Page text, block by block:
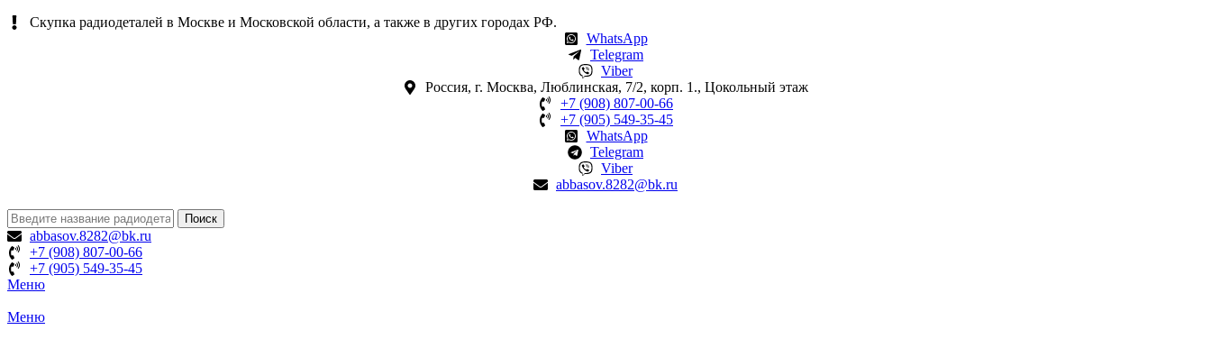
Скупка радиодеталей в Москве и Московской области, а также в других городах РФ.
WhatsApp
Telegram
Viber
Россия, г. Москва, Люблинская, 7/2, корп. 1., Цокольный этаж
+7 (908) 807-00-66
+7 (905) 549-35-45
WhatsApp
Telegram
Viber
abbasov.8282@bk.ru
Поиск
abbasov.8282@bk.ru
+7 (908) 807-00-66
+7 (905) 549-35-45
Меню
Меню